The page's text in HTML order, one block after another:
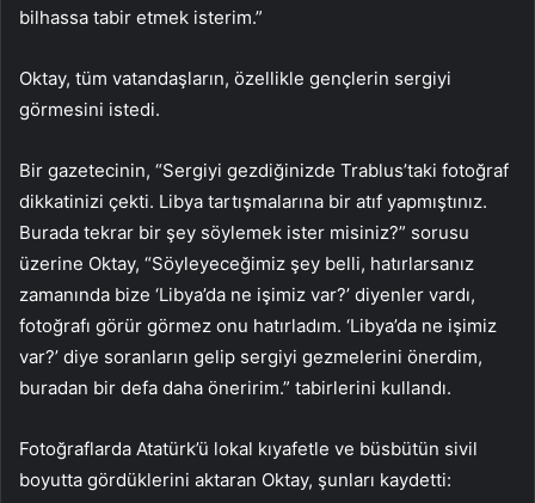
bilhassa tabir etmek isterim.”
Oktay, tüm vatandaşların, özellikle gençlerin sergiyi
görmesini istedi.
Bir gazetecinin, “Sergiyi gezdiğinizde Trablus’taki fotoğraf
dikkatinizi çekti. Libya tartışmalarına bir atıf yapmıştınız.
Burada tekrar bir şey söylemek ister misiniz?” sorusu
üzerine Oktay, “Söyleyeceğimiz şey belli, hatırlarsanız
zamanında bize ‘Libya’da ne işimiz var?’ diyenler vardı,
fotoğrafı görür görmez onu hatırladım. ‘Libya’da ne işimiz
var?’ diye soranların gelip sergiyi gezmelerini önerdim,
buradan bir defa daha öneririm.” tabirlerini kullandı.
Fotoğraflarda Atatürk’ü lokal kıyafetle ve büsbütün sivil
boyutta gördüklerini aktaran Oktay, şunları kaydetti: